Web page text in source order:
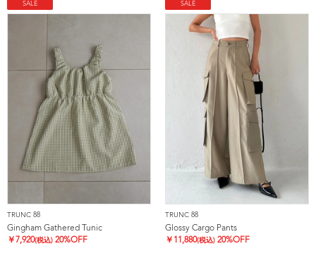
SALE
TRUNC 88
Gingham Gathered Tunic
￥ 7,920(税込) 20%OFF
SALE
TRUNC 88
Glossy Cargo Pants
￥ 11,880(税込) 20%OFF